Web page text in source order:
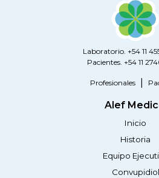
Laboratorio. +54 11
Pacientes. +54 11
Profesionales
Alef
Inicio
Historia
Equipo
Convupidiol